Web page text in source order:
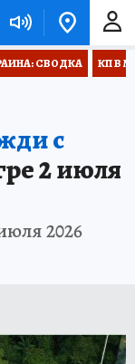
СВОДКА КП В
с
2 июля
2026